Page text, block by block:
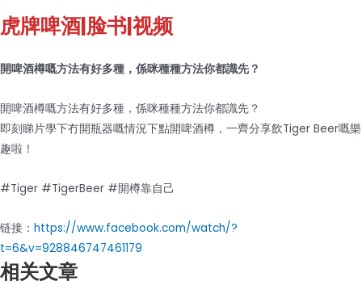
虎牌啤酒|脸书|视频
開啤酒樽嘅方法有好多種，係咪種種方法你都識先？
開啤酒樽嘅方法有好多種，係咪種種方法你都識先？
即刻睇片學下冇開瓶器嘅情況下點開啤酒樽，一齊分享飲Tiger Beer嘅樂
趣啦！
#Tiger #TigerBeer #開樽靠自己
链接： https://www.facebook.com/watch/?
t=6&v=928846747461179
相关文章